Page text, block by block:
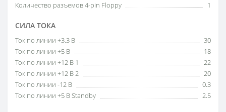
Количество разъемов 4-pin Floppy
1
СИЛА ТОКА
Ток по линии +3.3 В
30
Ток по линии +5 В
18
Ток по линии +12 В 1
22
Ток по линии +12 В 2
20
Ток по линии -12 В
0.3
Ток по линии +5 В Standby
2.5